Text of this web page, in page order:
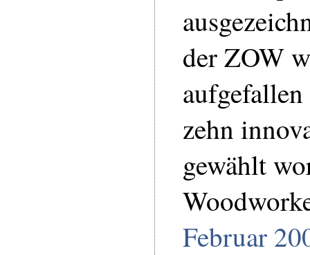
der ZOW
zehn
gewählt
Februar